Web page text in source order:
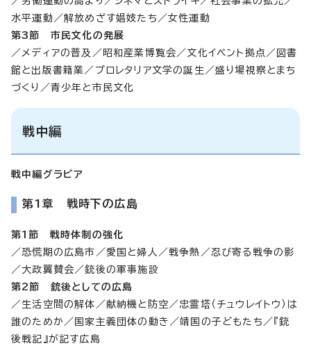
水平運動／解放めざす娼妓たち／女性運動
第3節 市民文化の発展
／メディアの普及／昭和産業博覧会／文化イベント拠点／図書
館と出版書籍業／プロレタリア文学の誕生／盛り場視察とまち
づくり／青少年と市民文化
戦中編
戦中編グラビア
第1章 戦時下の広島
第1節 戦時体制の強化
／恐慌期の広島市／愛国と婦人／戦争熱／忍び寄る戦争の影
／大政翼賛会／銃後の軍事施設
第2節 銃後としての広島
／生活空間の解体／献納機と防空／忠霊塔（チュウレイトウ）は
誰のためか／国家主義団体の動き／靖国の子どもたち／『銃
後戦記』が記す広島